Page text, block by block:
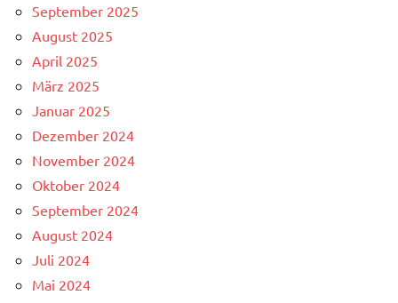
September 2025
August 2025
April 2025
März 2025
Januar 2025
Dezember 2024
November 2024
Oktober 2024
September 2024
August 2024
Juli 2024
Mai 2024